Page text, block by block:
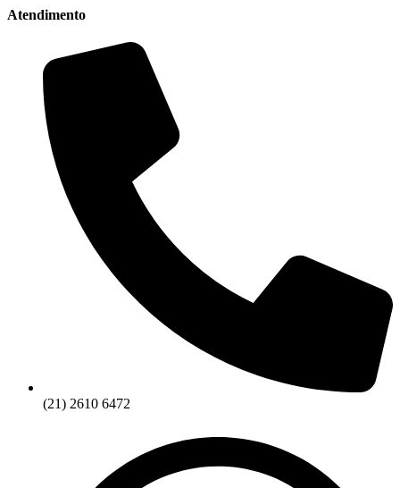
Atendimento
(21) 2610 6472